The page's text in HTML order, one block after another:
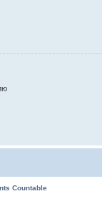
Countable